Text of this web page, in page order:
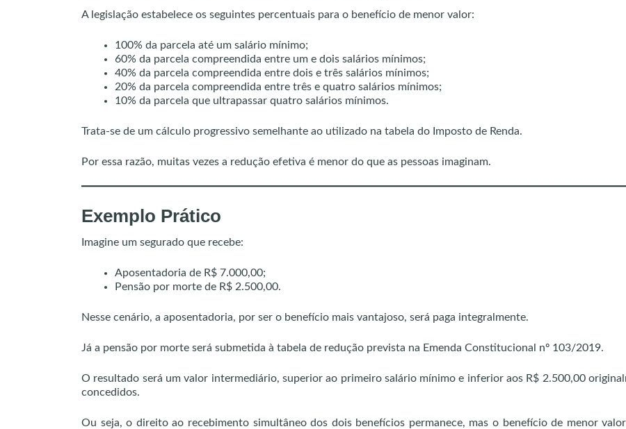
A legislação estabelece os seguintes percentuais para o benefício de menor valor:
100% da parcela até um salário mínimo;
60% da parcela compreendida entre um e dois salários mínimos;
40% da parcela compreendida entre dois e três salários mínimos;
20% da parcela compreendida entre três e quatro salários mínimos;
10% da parcela que ultrapassar quatro salários mínimos.
Trata-se de um cálculo progressivo semelhante ao utilizado na tabela do Imposto de Renda.
Por essa razão, muitas vezes a redução efetiva é menor do que as pessoas imaginam.
Exemplo Prático
Imagine um segurado que recebe:
Aposentadoria de R$ 7.000,00;
Pensão por morte de R$ 2.500,00.
Nesse cenário, a aposentadoria, por ser o benefício mais vantajoso, será paga integralmente.
Já a pensão por morte será submetida à tabela de redução prevista na Emenda Constitucional nº 103/2019.
O resultado será um valor intermediário, superior ao primeiro salário mínimo e inferior aos R$ 2.500,00
concedidos.
Ou seja, o direito ao recebimento simultâneo dos dois benefícios permanece, mas o benefício de menor